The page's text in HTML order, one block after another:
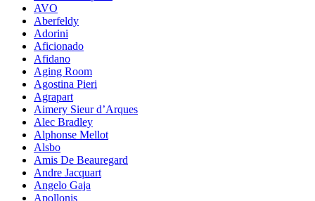
AVO
Aberfeldy
Adorini
Aficionado
Afidano
Aging Room
Agostina Pieri
Agrapart
Aimery Sieur d’Arques
Alec Bradley
Alphonse Mellot
Alsbo
Amis De Beauregard
Andre Jacquart
Angelo Gaja
Apollonis